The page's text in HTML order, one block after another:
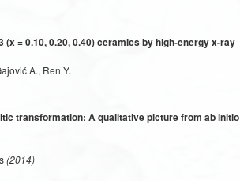
= 0.10, 0.20, 0.40) ceramics by high-energy x-ray
A., Ren Y.
transformation: A qualitative picture from ab initio
(2014)